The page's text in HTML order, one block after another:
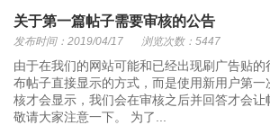
关于第一篇帖子需要审核的公告
发布时间：2019/04/17 浏览次数：5447
由于在我们的网站可能和已经出现刷广告贴
布帖子直接显示的方式，而是使用新用户第一
核才会显示，我们会在审核之后并回答才会让
敬请大家注意一下。 为了...